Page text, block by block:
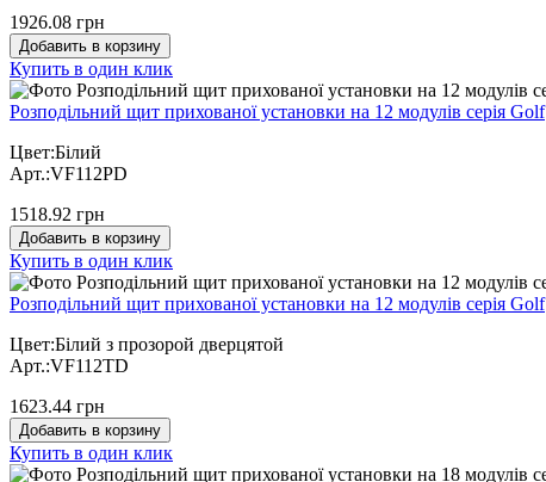
1926.08 грн
Добавить в корзину
Купить в один клик
Розподільний щит прихованої установки на 12 модулів серія Golf
Цвет:Білий
Арт.:VF112PD
1518.92 грн
Добавить в корзину
Купить в один клик
Розподільний щит прихованої установки на 12 модулів серія Golf
Цвет:Білий з прозорой дверцятой
Арт.:VF112TD
1623.44 грн
Добавить в корзину
Купить в один клик